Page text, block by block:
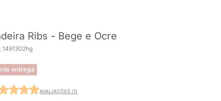
Ribs - Bege e Ocre
1491302hg
entrega
AVALIAÇÕES (1)